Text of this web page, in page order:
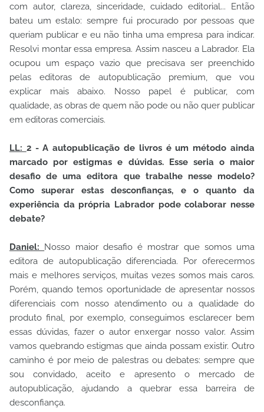
com autor, clareza, sinceridade, cuidado editorial... Então
bateu um estalo: sempre fui procurado por pessoas que
queriam publicar e eu não tinha uma empresa para indicar.
Resolvi montar essa empresa. Assim nasceu a Labrador. Ela
ocupou um espaço vazio que precisava ser preenchido
pelas editoras de autopublicação premium, que vou
explicar mais abaixo. Nosso papel é publicar, com
qualidade, as obras de quem não pode ou não quer publicar
em editoras comerciais.
LL: 2 - A autopublicação de livros é um método ainda
marcado por estigmas e dúvidas. Esse seria o maior
desafio de uma editora que trabalhe nesse modelo?
Como superar estas desconfianças, e o quanto da
experiência da própria Labrador pode colaborar nesse
debate?
Daniel: Nosso maior desafio é mostrar que somos uma
editora de autopublicação diferenciada. Por oferecermos
mais e melhores serviços, muitas vezes somos mais caros.
Porém, quando temos oportunidade de apresentar nossos
diferenciais com nosso atendimento ou a qualidade do
produto final, por exemplo, conseguimos esclarecer bem
essas dúvidas, fazer o autor enxergar nosso valor. Assim
vamos quebrando estigmas que ainda possam existir. Outro
caminho é por meio de palestras ou debates: sempre que
sou convidado, aceito e apresento o mercado de
autopublicação, ajudando a quebrar essa barreira de
desconfiança.